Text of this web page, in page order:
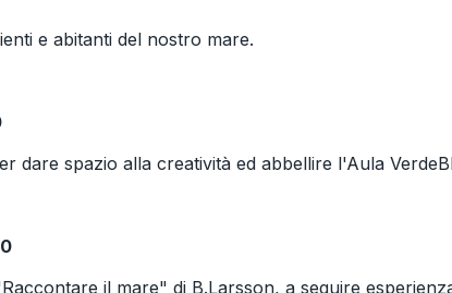
e abitanti del nostro mare.
dare spazio alla creatività ed abbellire l'Aula
il mare" di B.Larsson, a seguire